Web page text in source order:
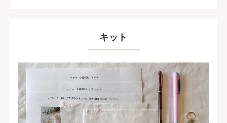
キット